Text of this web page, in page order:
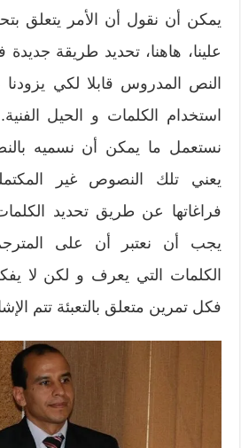
يمكن أن نقول أن الأمر يتعلق
علينا، هاهنا، تحديد طريقة
النص المدروس قابلا لكي
استخدام الكلمات و الحيل
نستعمل ما يمكن أن نسميه
يعني تلك النصوص غير
فراغاتها عن طريق تحديد
يجب أن نعتبر أن على
الكلمات التي يعرف و لكن لا
فكل تمرين متعلق بالتعبئة تتم